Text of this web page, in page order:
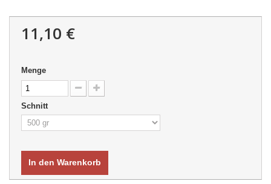
11,10 €
Menge
Schnitt
In den Warenkorb